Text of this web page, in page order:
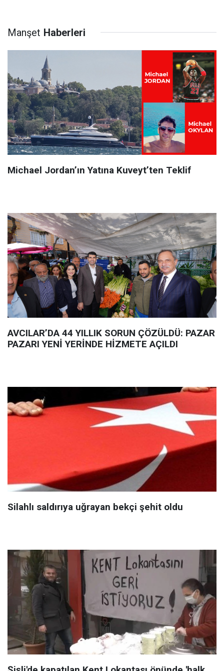
Manşet Haberleri
Michael Jordan’ın Yatına Kuveyt’ten Teklif
AVCILAR’DA 44 YILLIK SORUN ÇÖZÜLDÜ: PAZAR
PAZARI YENİ YERİNDE HİZMETE AÇILDI
Silahlı saldırıya uğrayan bekçi şehit oldu